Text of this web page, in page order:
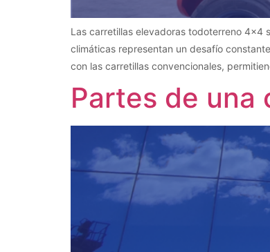
Las carretillas elevadoras todoterreno 4×4
climáticas representan un desafío
con las carretillas convencionales,
Partes de una